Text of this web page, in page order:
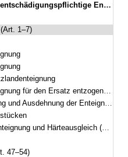
Bekanntmachung vom 25. Juli 1978 (BayRS III S. 601) BayRS 2141-1-B (Art. 1–54)
1–7)
für den Ersatz entzogener Rechte
Ausdehnung der Enteignung
und Härteausgleich (Art. 8–18)
47–54)